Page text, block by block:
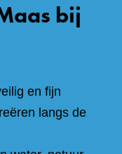
bij
en fijn
langs de